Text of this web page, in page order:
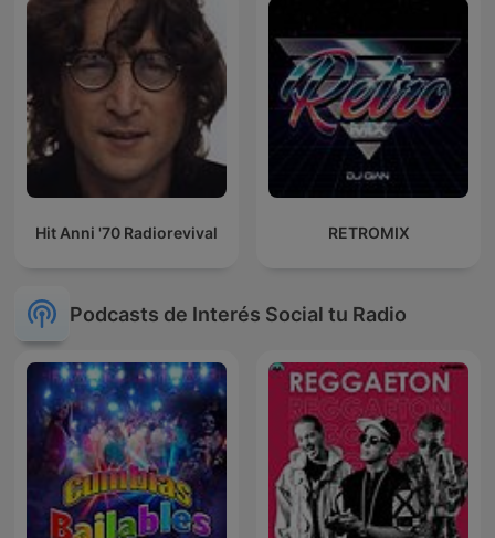
Hit Anni '70 Radiorevival RETROMIX
Podcasts de Interés Social tu Radio